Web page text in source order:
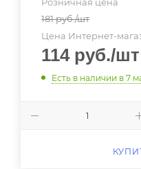
181руб./шт
Цена Интернет-
114руб./шт
Есть в наличии в 7